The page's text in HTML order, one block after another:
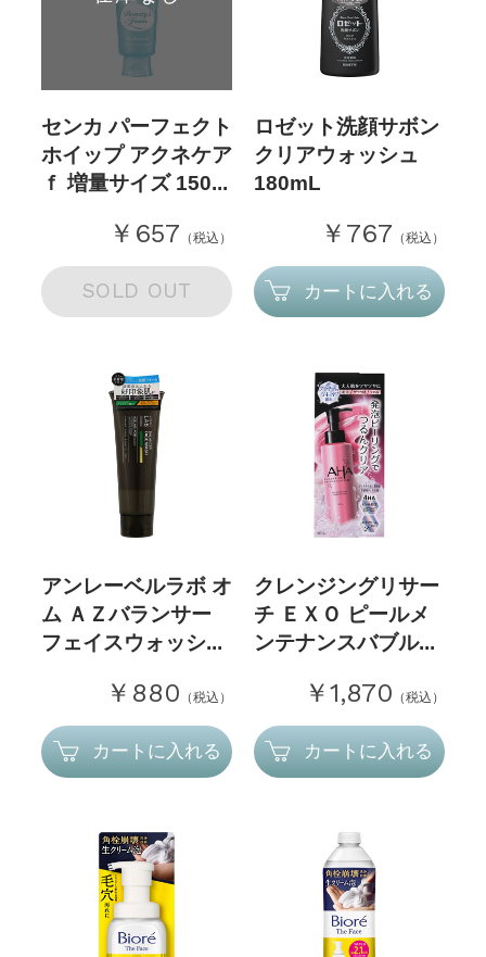
センカ パーフェクト
ホイップ アクネケア
ｆ 増量サイズ 150...
￥657 （税込）
SOLD OUT
ロゼット洗顔サボン
クリアウォッシュ
180mL
￥767 （税込）
カートに入れる
アンレーベルラボ オ
ム ＡＺバランサー
フェイスウォッシ...
￥880 （税込）
カートに入れる
クレンジングリサー
チ ＥＸＯ ピールメ
ンテナンスバブル...
￥1,870 （税込）
カートに入れる